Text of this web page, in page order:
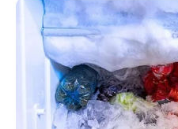
Pronostics Quinté de
complet du RACING TV
HAIES D’AUTEUIL